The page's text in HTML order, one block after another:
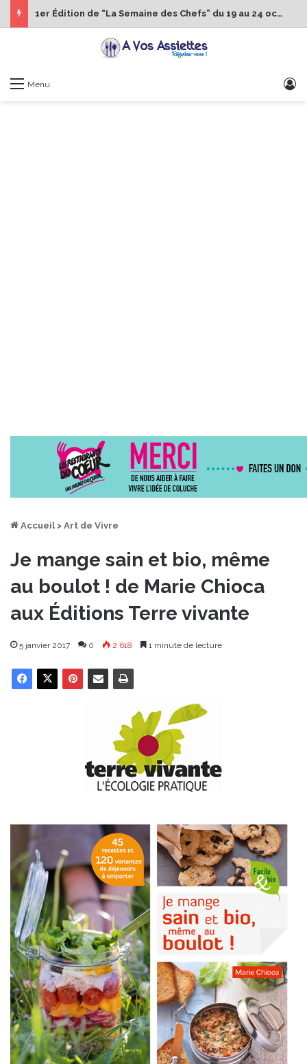
1er Édition de “La Semaine des Chefs” du 19 au 24 octobre 2026
Menu
Accueil > Art de Vivre
Je mange sain et bio, même
au boulot ! de Marie Chioca
aux Éditions Terre vivante
5 janvier 2017 0 2 618 1 minute de lecture